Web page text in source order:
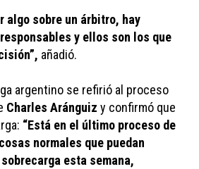
algo sobre un árbitro, hay
y ellos son los que
añadió.
argentino se refirió al proceso
Charles Aránguiz y confirmó que
“Está en el último proceso de
normales que puedan
esta semana,